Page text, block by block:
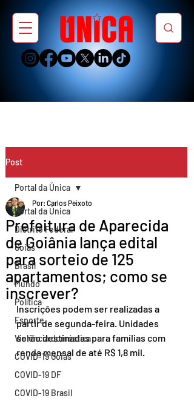
Post
Portal da Única
Distrito Federal
Goiás
Brasil
Mundo
Política
Esporte
Violência doméstica
COVID-19 Goiás
COVID-19 DF
COVID-19 Brasil
Portal da Única
Prefeitura de Aparecida
de Goiânia lança edital
para sorteio de 125
apartamentos; como se
inscrever?
Por: Carlos Peixoto
Inscrições podem ser realizadas a
partir de segunda-feira. Unidades
serão destinadas para famílias com
renda mensal de até R$ 1,8 mil.